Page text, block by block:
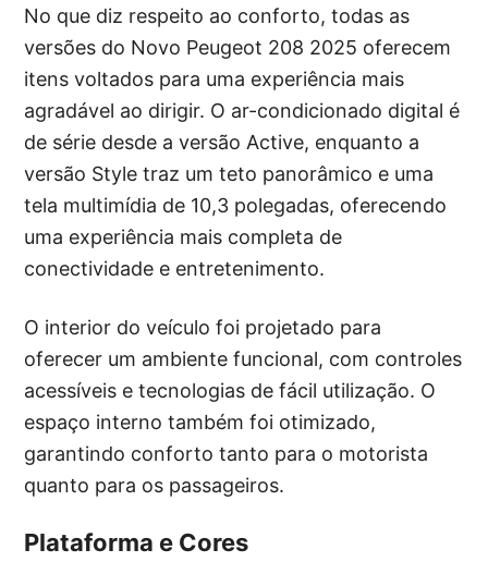
No que diz respeito ao conforto, todas as
versões do Novo Peugeot 208 2025 oferecem
itens voltados para uma experiência mais
agradável ao dirigir. O ar-condicionado digital é
de série desde a versão Active, enquanto a
versão Style traz um teto panorâmico e uma
tela multimídia de 10,3 polegadas, oferecendo
uma experiência mais completa de
conectividade e entretenimento.
O interior do veículo foi projetado para
oferecer um ambiente funcional, com controles
acessíveis e tecnologias de fácil utilização. O
espaço interno também foi otimizado,
garantindo conforto tanto para o motorista
quanto para os passageiros.
Plataforma e Cores